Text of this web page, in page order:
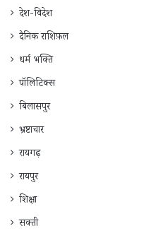
देश-विदेश
दैनिक राशिफ़ल
धर्म भक्ति
पॉलिटिक्स
बिलासपुर
भ्रष्टाचार
रायगढ़
रायपुर
शिक्षा
सक्ती